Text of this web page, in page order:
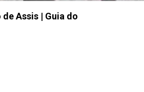
Assis | Guia do